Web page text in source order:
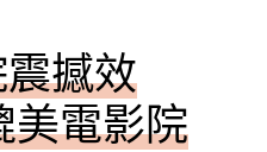
撼效
美電影院